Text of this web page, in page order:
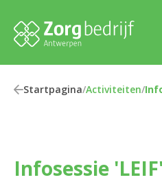
Startpagina/Activiteiten/
Infosessie 'LEIF'